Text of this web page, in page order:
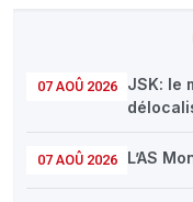
07 AOÛ 2026
JSK: le
07 AOÛ 2026 L’AS